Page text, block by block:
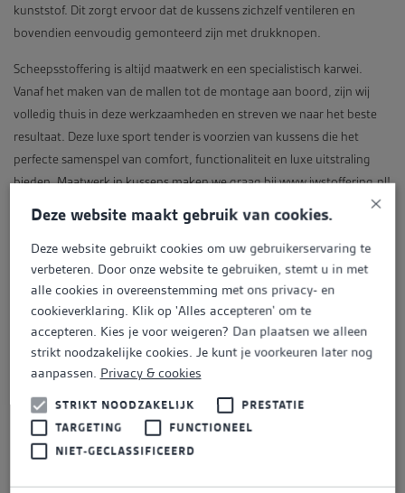
kunststof. Dit zorgt ervoor dat de kussens zichzelf ventileren en
bovendien eenvoudig gemonteerd zijn met drukknopen.
Scheepsstoffering is altijd maatwerk en een specialistisch karwei.
Vanaf het maken van de mallen tot de montage aan boord, zijn wij
volledig thuis in deze werkzaamheden en streven we naar het beste
resultaat. Deze luxe sport tender is voorzien van kussens die het
perfecte samenspel van comfort, functionaliteit en luxe uitstraling
bieden. Maatwerk in kussens maken we graag bijwww.jwstoffering.nl!
VORIGE
×
Deze website maakt gebruik van cookies.
Deze website gebruikt cookies om uw gebruikerservaring te
verbeteren. Door onze website te gebruiken, stemt u in met
alle cookies in overeenstemming met ons privacy- en
cookieverklaring. Klik op 'Alles accepteren' om te
accepteren. Kies je voor weigeren? Dan plaatsen we alleen
strikt noodzakelijke cookies. Je kunt je voorkeuren later nog
aanpassen. Privacy & cookies
STRIKT NOODZAKELIJK
PRESTATIE
TARGETING
FUNCTIONEEL
NIET-GECLASSIFICEERD